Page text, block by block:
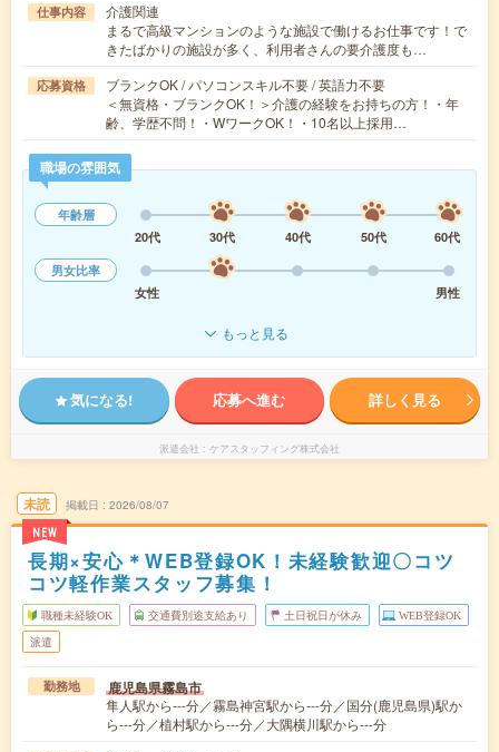
仕事内容
介護関連
まるで高級マンションのような施設で働けるお仕事です！で
きたばかりの施設が多く、利用者さんの要介護度も…
応募資格
ブランクOK / パソコンスキル不要 / 英語力不要
＜無資格・ブランクOK！＞介護の経験をお持ちの方！・年
齢、学歴不問！・WワークOK！・10名以上採用…
職場の雰囲気
年齢層
20代
30代 40代 50代
60代
男女比率
女性
男性
もっと見る
気になる! 応募へ進む 詳しく見る
派遣会社 ケアスタッフィング株式会社
未読
NEW
掲載日 2026/08/07
長期×安心＊WEB登録OK！未経験歓迎〇コツ
コツ軽作業スタッフ募集！
職種未経験OK 交通費別途支給あり 土日祝日が休み WEB登録OK
派遣
勤務地 鹿児島県霧島市
隼人駅から---分／霧島神宮駅から---分／国分(鹿児島県)駅か
ら---分／植村駅から---分／大隅横川駅から---分